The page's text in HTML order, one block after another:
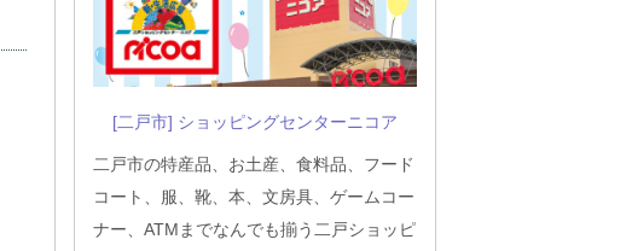
[二戸市] ショッピングセンターニコア
二戸市の特産品、お土産、食料品、フード
コート、服、靴、本、文房具、ゲームコー
ナー、ATMまでなんでも揃う二戸ショッピ